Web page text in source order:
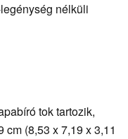
nélküli
tok tartozik,
(8,53 x 7,19 x 3,11